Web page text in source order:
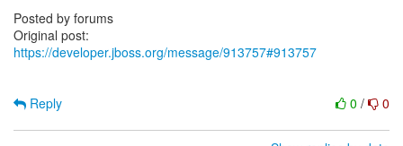
Posted by forums
Original post:
https://developer.jboss.org/message/913757#913757
0 / 0
Reply